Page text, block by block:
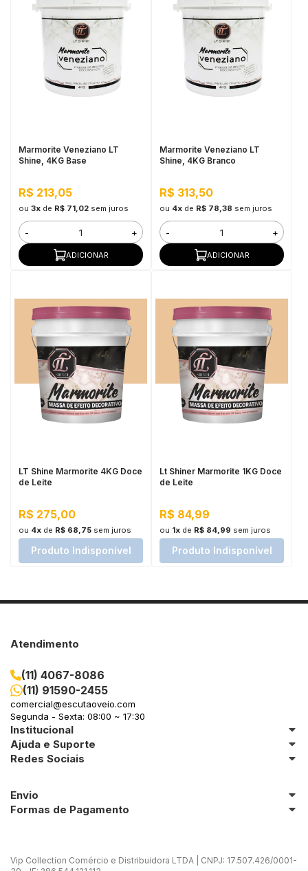
Marmorite Veneziano LT
Shine, 4KG Base
R$ 213,05
ou 3xde R$ 71,02 sem juros
- +
ADICIONAR
Marmorite Veneziano LT
Shine, 4KG Branco
R$ 313,50
ou 4xde R$ 78,38 sem juros
- +
ADICIONAR
LT Shine Marmorite 4KG Doce
de Leite
R$ 275,00
ou 4xde R$ 68,75 sem juros
Produto Indisponível
Lt Shiner Marmorite 1KG Doce
de Leite
R$ 84,99
ou 1xde R$ 84,99 sem juros
Produto Indisponível
Atendimento
(11) 4067-8086
(11) 91590-2455
comercial@escutaoveio.com
Segunda - Sexta: 08:00 ~ 17:30
Institucional
Ajuda e Suporte
Redes Sociais
Envio
Formas de Pagamento
Vip Collection Comércio e Distribuidora LTDA | CNPJ: 17.507.426/0001-